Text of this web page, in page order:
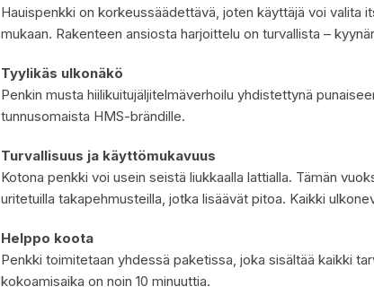
Hauispenkki on korkeussäädettävä, joten käyttäjä voi valita
mukaan. Rakenteen ansiosta harjoittelu on turvallista –
Tyylikäs ulkonäkö
Penkin musta hiilikuitujäljitelmäverhoilu yhdistettynä
tunnusomaista HMS-brändille.
Turvallisuus ja käyttömukavuus
Kotona penkki voi usein seistä liukkaalla lattialla. Tämän
uritetuilla takapehmusteilla, jotka lisäävät pitoa. Kaikki
Helppo koota
Penkki toimitetaan yhdessä paketissa, joka sisältää kaikki
kokoamisaika on noin 10 minuuttia.